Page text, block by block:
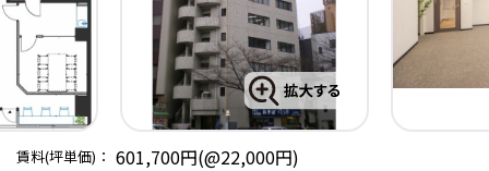
賃料(坪単価)： 601,700円(@22,000円)